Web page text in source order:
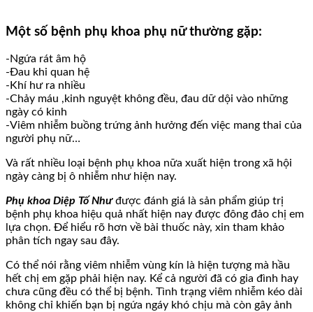
Một số bệnh phụ khoa phụ nữ thường gặp:
-Ngứa rát âm hộ
-Đau khi quan hệ
-Khí hư ra nhiều
-Chảy máu ,kinh nguyệt không đều, đau dữ dội vào những
ngày có kinh
-Viêm nhiễm buồng trứng ảnh hưởng đến việc mang thai của
người phụ nữ…
Và rất nhiều loại bệnh phụ khoa nữa xuất hiện trong xã hội
ngày càng bị ô nhiễm như hiện nay.
Phụ khoa Diệp Tố Nhưđược đánh giá là sản phẩm giúp trị
bệnh phụ khoa hiệu quả nhất hiện nay được đông đảo chị em
lựa chọn. Để hiểu rõ hơn về bài thuốc này, xin tham khảo
phân tích ngay sau đây.
Có thể nói rằng viêm nhiễm vùng kín là hiện tượng mà hầu
hết chị em gặp phải hiện nay. Kể cả người đã có gia đình hay
chưa cũng đều có thể bị bệnh. Tình trạng viêm nhiễm kéo dài
không chỉ khiến bạn bị ngứa ngáy khó chịu mà còn gây ảnh